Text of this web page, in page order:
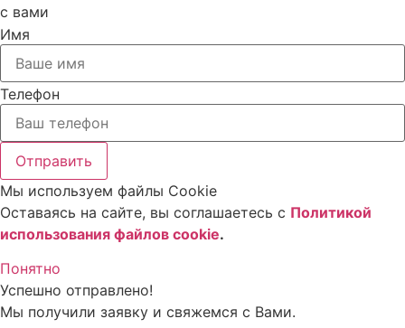
с вами
Имя
Телефон
Отправить
Мы используем файлы Cookie
Оставаясь на сайте, вы соглашаетесь c Политикой
использования файлов cookie.
Понятно
Успешно отправлено!
Мы получили заявку и свяжемся с Вами.